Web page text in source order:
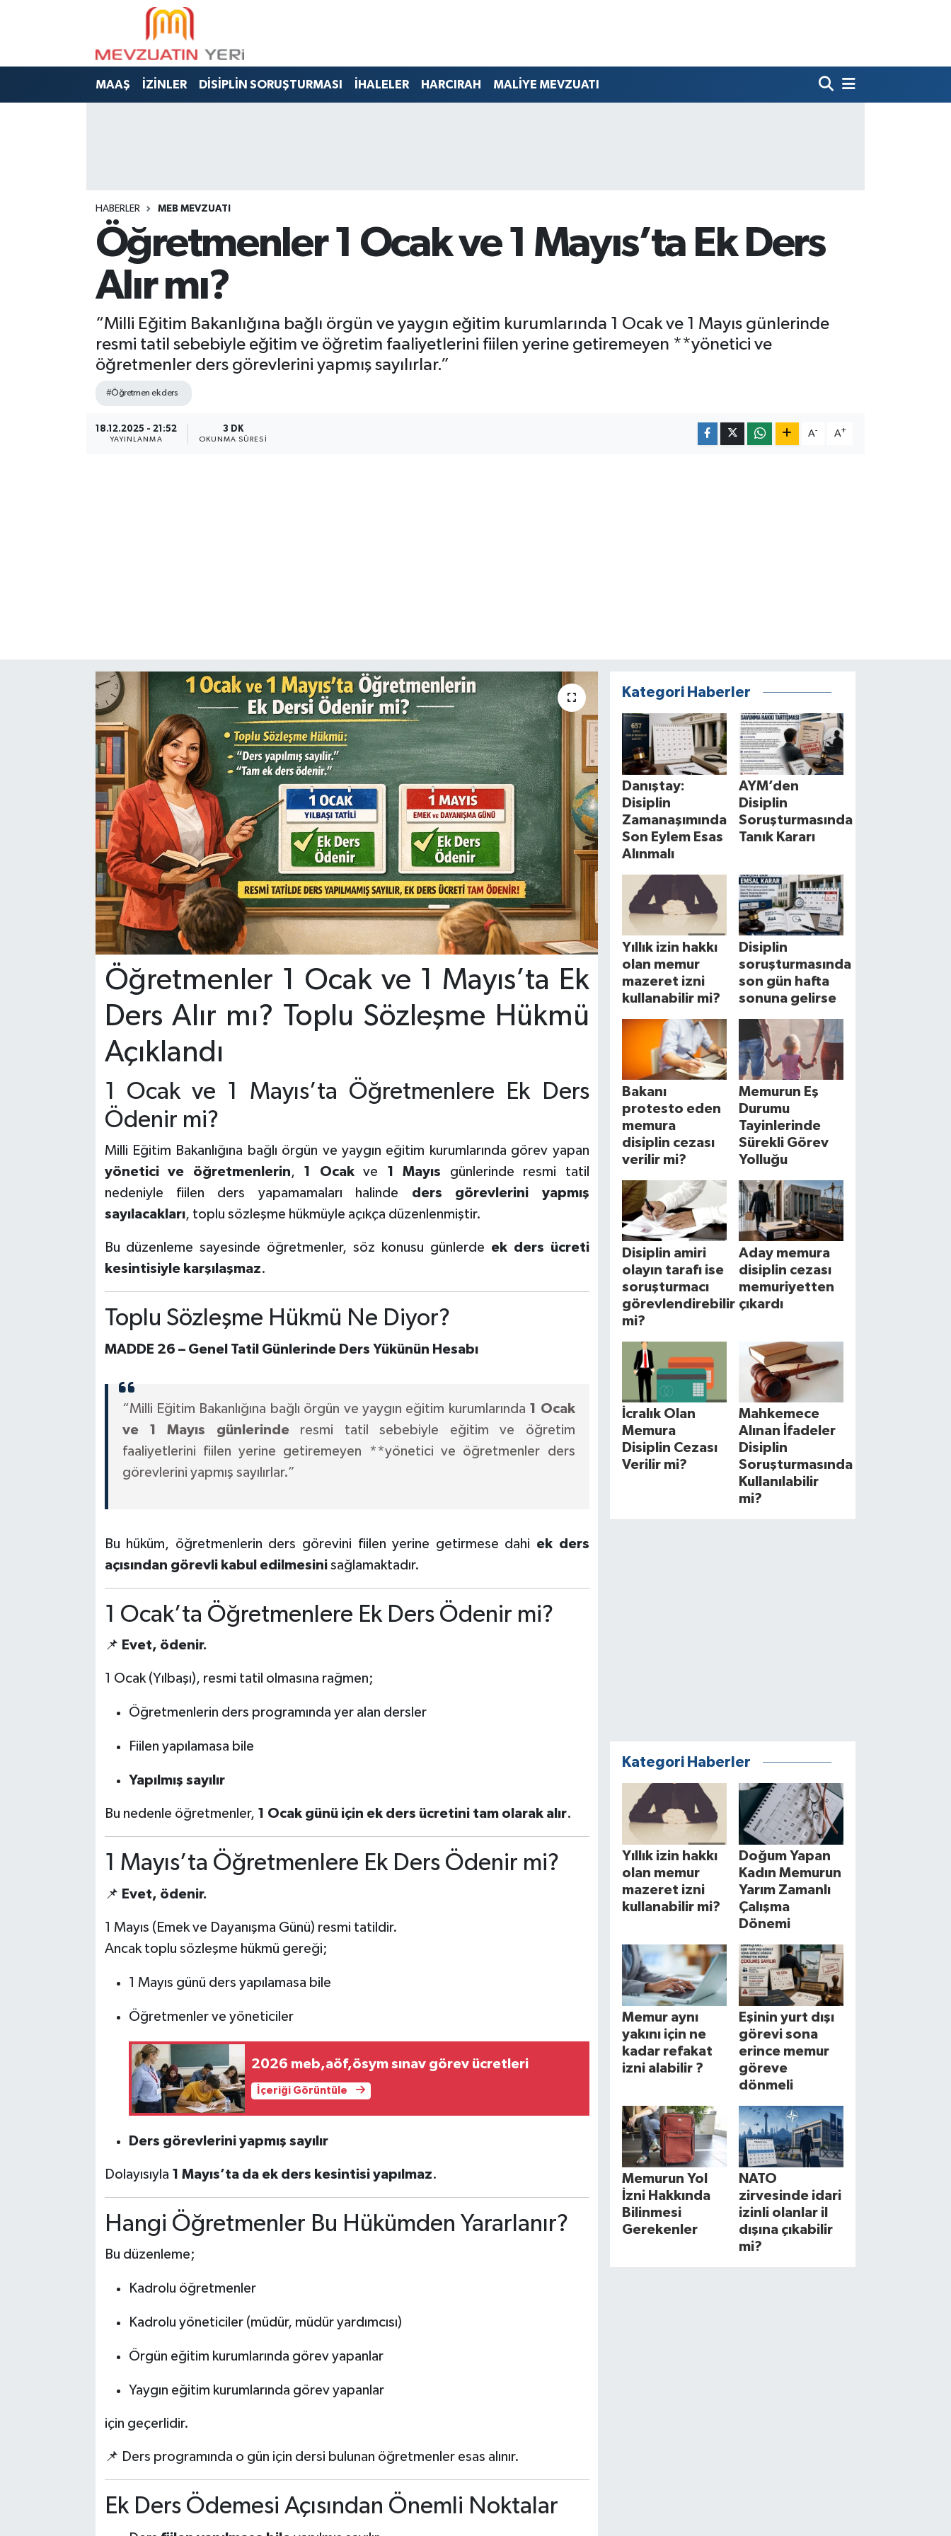
MAAŞ İZİNLER DİSİPLİN SORUŞTURMASI İHALELER HARCIRAH MALİYE MEVZUATI
HABERLER MEB MEVZUATI
Öğretmenler 1 Ocak ve 1 Mayıs’ta Ek Ders
Alır mı?
“Milli Eğitim Bakanlığına bağlı örgün ve yaygın eğitim kurumlarında 1 Ocak ve 1 Mayıs günlerinde
resmi tatil sebebiyle eğitim ve öğretim faaliyetlerini fiilen yerine getiremeyen **yönetici ve
öğretmenler ders görevlerini yapmış sayılırlar.”
#Öğretmen ek ders
18.12.2025 - 21:52
YAYINLANMA
3 DK
OKUNMA SÜRESI
A- A+
Öğretmenler 1 Ocak ve 1 Mayıs’ta Ek
Ders Alır mı? Toplu Sözleşme Hükmü
Açıklandı
1 Ocak ve 1 Mayıs’ta Öğretmenlere Ek Ders
Ödenir mi?
Milli Eğitim Bakanlığına bağlı örgün ve yaygın eğitim kurumlarında görev yapan
yönetici ve öğretmenlerin, 1 Ocakve 1 Mayıs günlerinde resmi tatil
nedeniyle fiilen ders yapamamaları halinde ders görevlerini yapmış
sayılacakları, toplu sözleşme hükmüyle açıkça düzenlenmiştir.
Bu düzenleme sayesinde öğretmenler, söz konusu günlerde ek ders ücreti
kesintisiyle karşılaşmaz.
Toplu Sözleşme Hükmü Ne Diyor?
MADDE 26 – Genel Tatil Günlerinde Ders Yükünün Hesabı
“Milli Eğitim Bakanlığına bağlı örgün ve yaygın eğitim kurumlarında 1 Ocak
ve 1 Mayıs günlerinderesmi tatil sebebiyle eğitim ve öğretim
faaliyetlerini fiilen yerine getiremeyen **yönetici ve öğretmenler ders
görevlerini yapmış sayılırlar.”
Bu hüküm, öğretmenlerin ders görevini fiilen yerine getirmese dahi ek ders
açısından görevli kabul edilmesinisağlamaktadır.
1 Ocak’ta Öğretmenlere Ek Ders Ödenir mi?
📌 Evet, ödenir.
1 Ocak (Yılbaşı), resmi tatil olmasına rağmen;
Öğretmenlerin ders programında yer alan dersler
Fiilen yapılamasa bile
Yapılmış sayılır
Bu nedenle öğretmenler, 1 Ocak günü için ek ders ücretini tam olarak alır.
1 Mayıs’ta Öğretmenlere Ek Ders Ödenir mi?
📌 Evet, ödenir.
1 Mayıs (Emek ve Dayanışma Günü) resmi tatildir.
Ancak toplu sözleşme hükmü gereği;
1 Mayıs günü ders yapılamasa bile
Öğretmenler ve yöneticiler
2026 meb,aöf,ösym sınav görev ücretleri
İçeriği Görüntüle
Ders görevlerini yapmış sayılır
Dolayısıyla 1 Mayıs’ta da ek ders kesintisi yapılmaz.
Hangi Öğretmenler Bu Hükümden Yararlanır?
Bu düzenleme;
Kadrolu öğretmenler
Kadrolu yöneticiler (müdür, müdür yardımcısı)
Örgün eğitim kurumlarında görev yapanlar
Yaygın eğitim kurumlarında görev yapanlar
için geçerlidir.
📌 Ders programında o gün için dersi bulunan öğretmenler esas alınır.
Ek Ders Ödemesi Açısından Önemli Noktalar
Kategori Haberler
Danıştay:
Disiplin
Zamanaşımında
Son Eylem Esas
Alınmalı
AYM’den
Disiplin
Soruşturmasında
Tanık Kararı
Yıllık izin hakkı
olan memur
mazeret izni
kullanabilir mi?
Disiplin
soruşturmasında
son gün hafta
sonuna gelirse
Bakanı
protesto eden
memura
disiplin cezası
verilir mi?
Memurun Eş
Durumu
Tayinlerinde
Sürekli Görev
Yolluğu
Disiplin amiri
olayın tarafı ise
soruşturmacı
görevlendirebilir
mi?
Aday memura
disiplin cezası
memuriyetten
çıkardı
İcralık Olan
Memura
Disiplin Cezası
Verilir mi?
Mahkemece
Alınan İfadeler
Disiplin
Soruşturmasında
Kullanılabilir
mi?
Kategori Haberler
Yıllık izin hakkı
olan memur
mazeret izni
kullanabilir mi?
Doğum Yapan
Kadın Memurun
Yarım Zamanlı
Çalışma
Dönemi
Memur aynı
yakını için ne
kadar refakat
izni alabilir ?
Eşinin yurt dışı
görevi sona
erince memur
göreve
dönmeli
Memurun Yol
İzni Hakkında
Bilinmesi
Gerekenler
NATO
zirvesinde idari
izinli olanlar il
dışına çıkabilir
mi?